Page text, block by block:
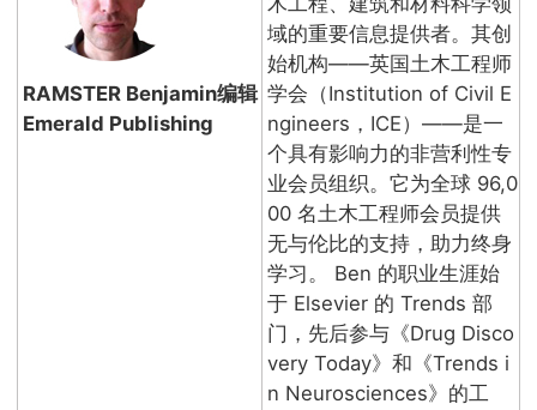
RAMSTER Benjamin编辑
Emerald Publishing
域的重要信息提供者。其创
始机构——英国土木工程师
学会（Institution of Civil E
ngineers，ICE）——是一
个具有影响力的非营利性专
业会员组织。它为全球 96,0
00 名土木工程师会员提供
无与伦比的支持，助力终身
学习。 Ben 的职业生涯始
于 Elsevier 的 Trends 部
门，先后参与《Drug Disco
very Today》和《Trends i
n Neurosciences》的工